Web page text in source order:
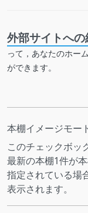
外部サイトへ
って，あなたのホー
ができます。
本棚イメージモー
このチェックボッ
最新の本棚1件が
指定されている場
表示されます。